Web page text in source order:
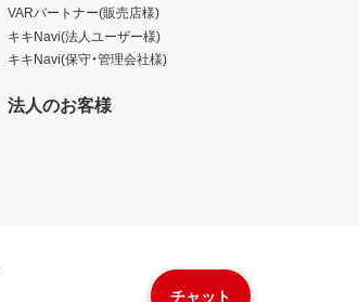
チャット
VARパートナー(販売店様)
キキNavi(法人ユーザー様)
キキNavi(保守・管理会社様)
法人のお客様